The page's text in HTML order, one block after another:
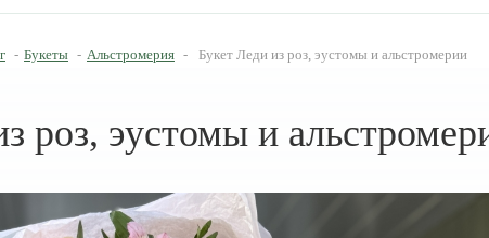
- Букеты - Альстромерия - Букет Леди из роз, эустомы и альстромерии
роз, эустомы и